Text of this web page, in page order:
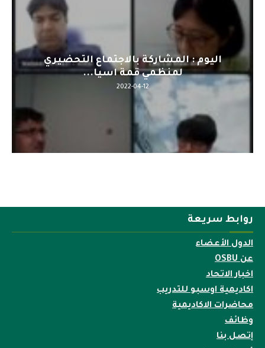
اليوم : المشاركة بالاجتماع التحضيري
لمنظمي قمة اسيا...
2022-04-12
روابط سريعة
الدول الأعضاء
عن OSBU
اخبار الاتحاد
اكاديمية اوسبو للتدريب
محاضرات الاكاديمية
وظائف
إتصل بنا